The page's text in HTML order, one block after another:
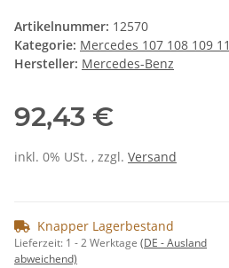
Artikelnummer: 12570
Kategorie: Mercedes 107 108 109
Hersteller: Mercedes-Benz
92,43 €
inkl. 0% USt. , zzgl. Versand
Knapper Lagerbestand
Lieferzeit: 1 - 2 Werktage (DE - Ausland
abweichend)